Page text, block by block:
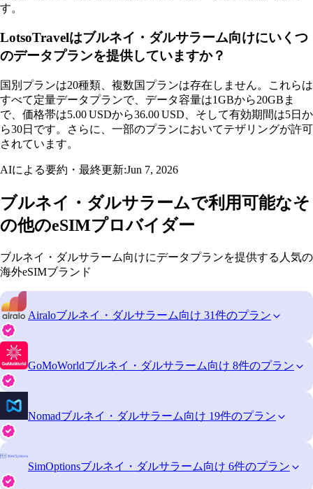
す。
LotsoTravelはブルネイ・ダルサラーム向けにいくつ
のデータプランを提供していますか？
国別プランは20種類、複数国プランは存在しません。これらは
すべて定量データプランで、データ容量は1GBから20GBま
で、価格帯は5.00 USDから36.00 USD、そして有効期間は5日か
ら30日です。さらに、一部のプランにおいてテザリングが許可
されています。
AIによる要約・最終更新:Jun 7, 2026
ブルネイ・ダルサラームで利用可能なそ
の他のeSIMプロバイダー
ブルネイ・ダルサラーム向けにデータプランを提供する人気の
海外eSIMブランド
Airaloブルネイ・ダルサラーム向け 31件のプラン
GoMoWorldブルネイ・ダルサラーム向け 8件のプラン
Nomadブルネイ・ダルサラーム向け 19件のプラン
SimOptionsブルネイ・ダルサラーム向け 6件のプラン